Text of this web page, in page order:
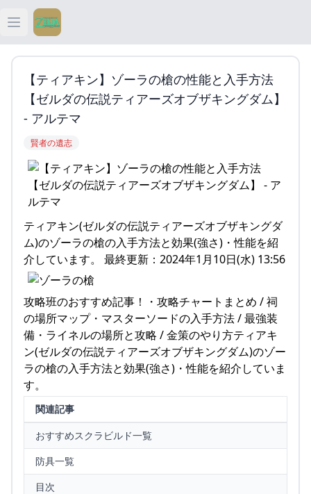
Open main menu
ティアキン
ティアキン 祠
ティアキン 攻略
【ティアキン】ゾーラの槍の性能と入手方法
【ゼルダの伝説ティアーズオブザキングダム】
- アルテマ
賢者の遺志
ティアキン(ゼルダの伝説ティアーズオブザキングダ
ム)のゾーラの槍の入手方法と効果(強さ)・性能を紹
介しています。 最終更新：2024年1月10日(水) 13:56
攻略班のおすすめ記事！・攻略チャートまとめ / 祠
の場所マップ・マスターソードの入手方法 / 最強装
備・ライネルの場所と攻略 / 金策のやり方ティアキ
ン(ゼルダの伝説ティアーズオブザキングダム)のゾー
ラの槍の入手方法と効果(強さ)・性能を紹介していま
す。
関連記事
おすすめスクラビルド一覧
防具一覧
目次